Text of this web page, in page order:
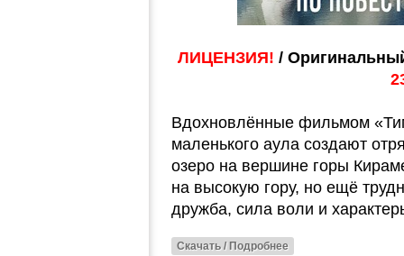
ЛИЦЕНЗИЯ! /
Вдохновлённые фильмом
маленького аула создают
озеро на вершине горы
на высокую гору, но ещё
дружба, сила воли и
Скачать / Подробнее